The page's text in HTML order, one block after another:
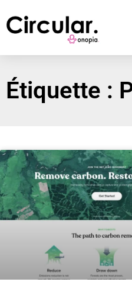
Étiquette :